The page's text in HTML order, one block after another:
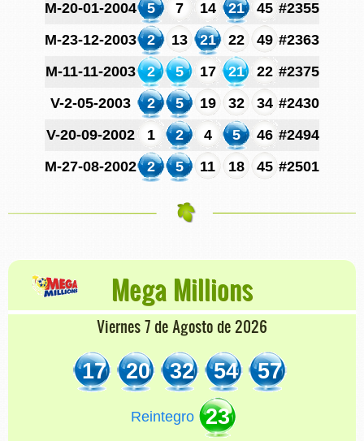
M-20-01-2004 5 7 14 21 45 #2355
M-23-12-2003
2 13 21 22 49 #2363
M-11-11-2003
2 5 17 21 22 #2375
V-2-05-2003
2 5 19 32 34 #2430
V-20-09-2002
1 2 4 5 46 #2494
M-27-08-2002
2 5 11 18 45 #2501
Mega Millions
Viernes 7 de Agosto de 2026
17 20 32 54 57
Reintegro 23